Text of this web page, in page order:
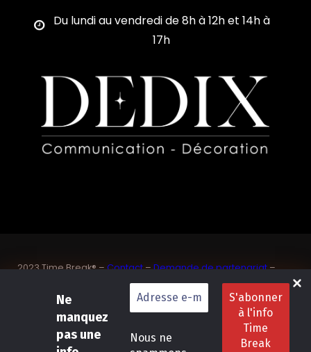
Ne
manquez
pas une
Nous ne
Du lundi au vendredi de 8h à 12h et 14h à
17h
2023 Time Break® –Contact–Demande de partenariat–
Sponsoriser un joueur de padel français
SASU Dedix Communication – 87 rue de Mireille – 83 150
Bandol – Var
Conditions
générales de location